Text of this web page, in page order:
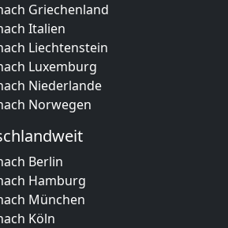
Griechenland
Italien
Liechtenstein
Luxemburg
Niederlande
Norwegen
Berlin
Hamburg
München
Köln